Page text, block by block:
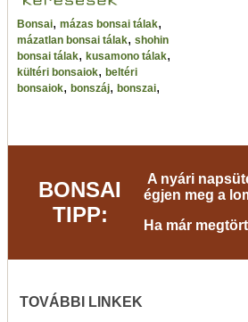
Bonsai, mázas bonsai tálak,
mázatlan bonsai tálak, shohin
bonsai tálak, kusamono tálak,
kültéri bonsaiok, beltéri
bonsaiok, bonszáj, bonszai,
BONSAI
TIPP:
A nyári
égjen meg a
Ha már
TOVÁBBI LINKEK